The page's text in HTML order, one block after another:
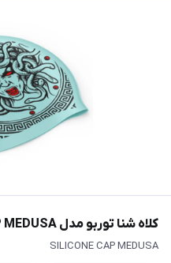
کلاه شنا توربو مدل TURBO SILICONE CAP MEDUSA
SILICONE CAP MEDUSA